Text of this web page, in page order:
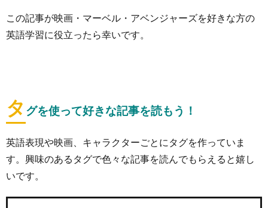
この記事が映画・マーベル・アベンジャーズを好きな方の
英語学習に役立ったら幸いです。
タ グを使って好きな記事を読もう！
英語表現や映画、キャラクターごとにタグを作っていま
す。興味のあるタグで色々な記事を読んでもらえると嬉し
いです。